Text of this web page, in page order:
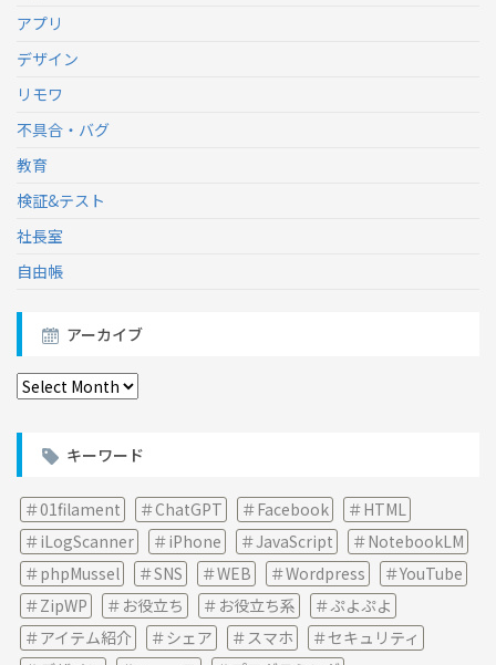
アプリ
デザイン
リモワ
不具合・バグ
教育
検証&テスト
社長室
自由帳
アーカイブ
ア
ー
カ
ブ
キーワード
01filament ChatGPT Facebook
HTML
iLogScanner
iPhone JavaScript
NotebookLM
phpMussel
SNS WEB Wordpress
YouTube
ZipWP
お役立ち お役立ち系
ぷよぷよ
アイテム紹介
シェア スマホ
セキュリティ